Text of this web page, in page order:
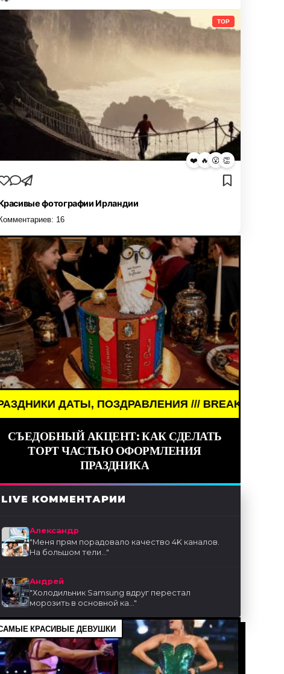
TOP
❤️ 🔥 😮 👏
фотографии Ирландии
Комментариев: 16
ПОЗДРАВЛЕНИЯ /// BREAKING NEWS ///
СЪЕДОБНЫЙ АКЦЕНТ: КАК СДЕЛАТЬ
ТОРТ ЧАСТЬЮ ОФОРМЛЕНИЯ
ПРАЗДНИКА
LIVE КОММЕНТАРИИ
Александр
"Меня прям порадовало качество 4K каналов.
На большом тели..."
Андрей
"Холодильник Samsung вдруг перестал
морозить в основной ка..."
КРАСИВЫЕ ДЕВУШКИ